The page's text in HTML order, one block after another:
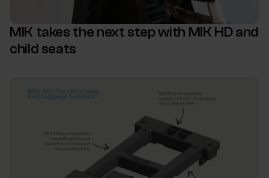
MIK takes the next step with MIK HD and
child seats